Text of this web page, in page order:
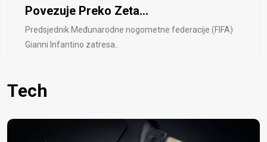
Povezuje Preko Zeta...
Predsjednik Međunarodne nogometne federacije (FIFA)
Gianni Infantino zatresa..
Tech